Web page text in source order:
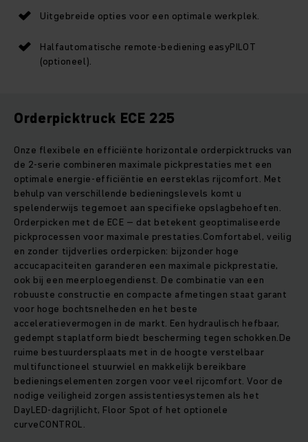
Uitgebreide opties voor een optimale werkplek.
Halfautomatische remote-bediening easyPILOT
(optioneel).
Orderpicktruck ECE 225
Onze flexibele en efficiënte horizontale orderpicktrucks van
de 2-serie combineren maximale pickprestaties met een
optimale energie-efficiëntie en eersteklas rijcomfort. Met
behulp van verschillende bedieningslevels komt u
spelenderwijs tegemoet aan specifieke opslagbehoeften.
Orderpicken met de ECE – dat betekent geoptimaliseerde
pickprocessen voor maximale prestaties.Comfortabel, veilig
en zonder tijdverlies orderpicken: bijzonder hoge
accucapaciteiten garanderen een maximale pickprestatie,
ook bij een meerploegendienst. De combinatie van een
robuuste constructie en compacte afmetingen staat garant
voor hoge bochtsnelheden en het beste
acceleratievermogen in de markt. Een hydraulisch hefbaar,
gedempt staplatform biedt bescherming tegen schokken.De
ruime bestuurdersplaats met in de hoogte verstelbaar
multifunctioneel stuurwiel en makkelijk bereikbare
bedieningselementen zorgen voor veel rijcomfort. Voor de
nodige veiligheid zorgen assistentiesystemen als het
DayLED-dagrijlicht, Floor Spot of het optionele
curveCONTROL.